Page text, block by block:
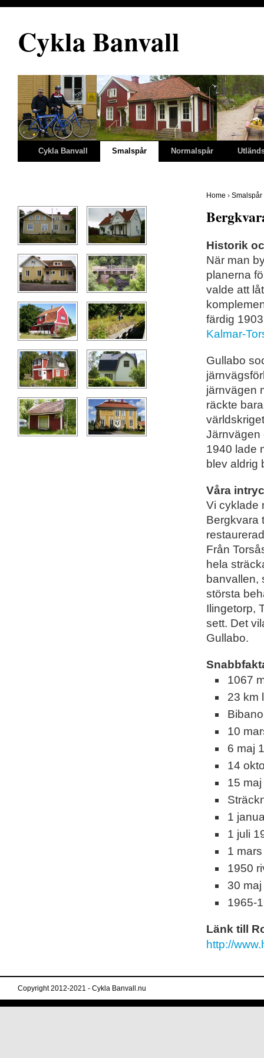
Cykla Banvall
Cykla Banvall Smalspår Normalspår
Home › Smalspår
Historik
När man
planerna
valde att
färdig
Kalmar-
Gullabo
järnvägen
räckte
Järnvägen
1940 lade
blev aldrig
Våra
Vi cyklade
Bergkvara
Från
hela
banvallen,
största
Ilingetorp,
sett. Det
Gullabo.
1067
23 km
10
6 maj
14
15
S
1
1 juli
1
1950
30
1965-
Länk till
http://
Copyright 2012-2021 - Cykla Banvall.nu